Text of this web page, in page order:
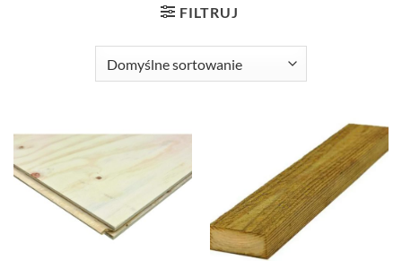
FILTRUJ